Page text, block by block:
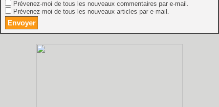
Prévenez-moi de tous les nouveaux commentaires par e-mail.
Prévenez-moi de tous les nouveaux articles par e-mail.